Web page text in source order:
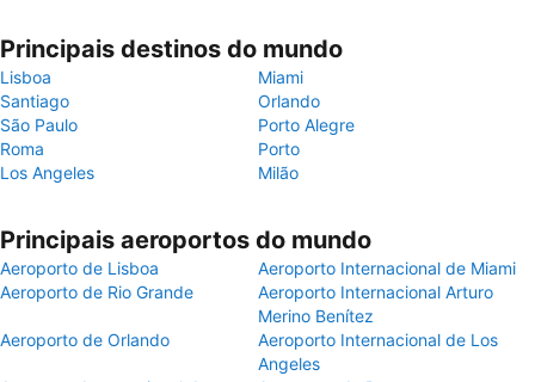
Principais destinos do mundo
Lisboa
Miami
Santiago
Orlando
São Paulo
Porto Alegre
Roma
Porto
Los Angeles
Milão
Principais aeroportos do mundo
Aeroporto de Lisboa
Aeroporto Internacional de Miami
Aeroporto de Rio Grande
Aeroporto Internacional Arturo
Merino Benítez
Aeroporto de Orlando
Aeroporto Internacional de Los
Angeles